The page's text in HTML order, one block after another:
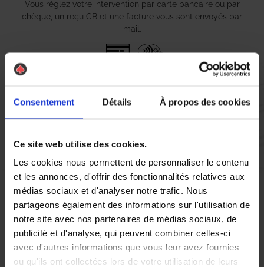
Consentement Détails À propos des cookies
Ce site web utilise des cookies.
Les cookies nous permettent de personnaliser le contenu
et les annonces, d'offrir des fonctionnalités relatives aux
médias sociaux et d'analyser notre trafic. Nous
partageons également des informations sur l'utilisation de
notre site avec nos partenaires de médias sociaux, de
publicité et d'analyse, qui peuvent combiner celles-ci
avec d'autres informations que vous leur avez fournies
ou qu'ils ont collectées lors de votre utilisation de leurs
Vous réglez votre intervention par carte bancaire ou par
chèque, un reçu CB et une facture vous sont envoyés par
mail.
Vous évaluez la prestation
Vous recevez une demande d’évaluation de votre expérience
avec l’équipe AS DE PIC.
Nous avons pensé à tout